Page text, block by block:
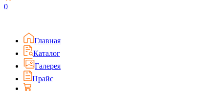
0
Главная
Каталог
Галерея
Прайс